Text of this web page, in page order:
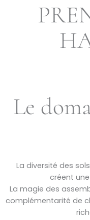
Le
La diversité des
créent
La magie des
complémentarité de